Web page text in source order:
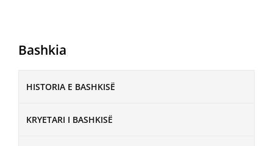
Bashkia
HISTORIA E BASHKISË
KRYETARI I BASHKISË